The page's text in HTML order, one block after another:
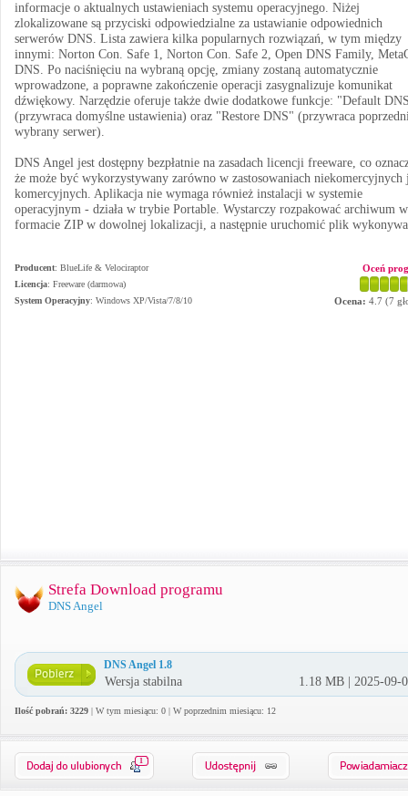
informacje o aktualnych ustawieniach systemu operacyjnego. Niżej
zlokalizowane są przyciski odpowiedzialne za ustawianie odpowiednich
serwerów DNS. Lista zawiera kilka popularnych rozwiązań, w tym między
innymi: Norton Con. Safe 1, Norton Con. Safe 2, Open DNS Family,
DNS. Po naciśnięciu na wybraną opcję, zmiany zostaną automatycznie
wprowadzone, a poprawne zakończenie operacji zasygnalizuje komunikat
dźwiękowy. Narzędzie oferuje także dwie dodatkowe funkcje: "Default
(przywraca domyślne ustawienia) oraz "Restore DNS" (przywraca
wybrany serwer).
DNS Angel jest dostępny bezpłatnie na zasadach licencji freeware, co
że może być wykorzystywany zarówno w zastosowaniach niekomercyjnych
komercyjnych. Aplikacja nie wymaga również instalacji w systemie
operacyjnym - działa w trybie Portable. Wystarczy rozpakować archiwum w
formacie ZIP w dowolnej lokalizacji, a następnie uruchomić plik
Producent: BlueLife & Velociraptor
Licencja: Freeware (darmowa)
System Operacyjny: Windows XP/Vista/7/8/10
Oceń
Ocena: 4.7 (7
Strefa Download programu
DNS Angel
DNS Angel 1.8
Wersja stabilna 1.18 MB | 2025-09-
Ilość pobrań: 3229 | W tym miesiącu: 0 | W poprzednim miesiącu: 12
1